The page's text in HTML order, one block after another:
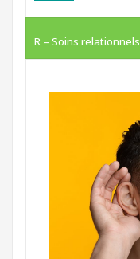
R – Soins relationnels